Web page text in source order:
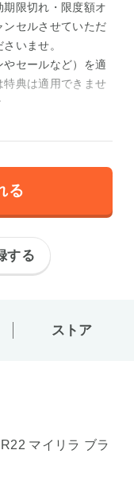
限切れ・限度額オ
ンセルさせていただ
いませ。
セールなど）を適
特典は適用できませ
る
する
ストア
マイリラ ブラ